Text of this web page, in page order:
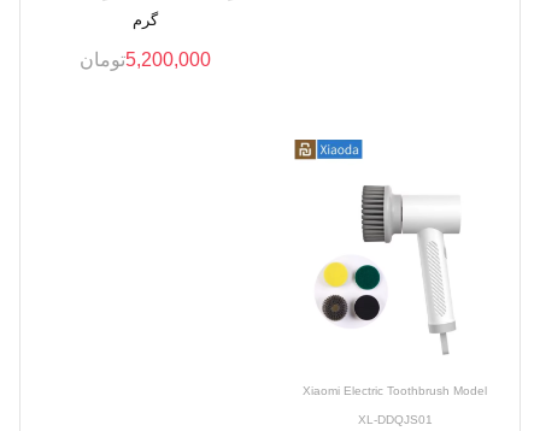
گرم
5,200,000تومان
Xiaomi Electric Toothbrush Model
XL-DDQJS01